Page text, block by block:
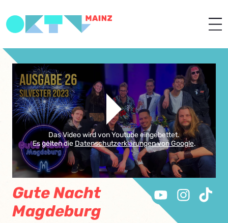
Das Video wird von Youtube eingebettet.
Es gelten die Datenschutzerklärungen von Google.
Gute Nacht
Magdeburg